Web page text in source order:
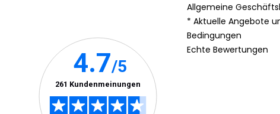
Allgemeine
* Aktuelle Angebote
Bedingungen
Echte Bewertungen